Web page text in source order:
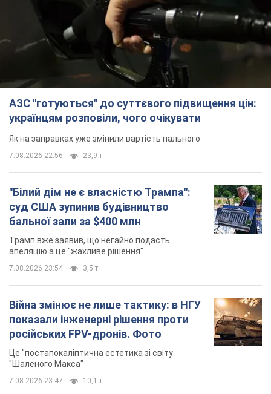
АЗС "готуються" до суттєвого підвищення цін:
українцям розповіли, чого очікувати
Як на заправках уже змінили вартість пального
7.08.2026 22:56 23,9 т.
"Білий дім не є власністю Трампа":
суд США зупинив будівництво
бальної зали за $400 млн
Трамп вже заявив, що негайно подасть
апеляцію а це "жахливе рішення"
7.08.2026 23:54 3,5 т.
Війна змінює не лише тактику: в НГУ
показали інженерні рішення проти
російських FPV-дронів. Фото
Це "постапокаліптична естетика зі світу
"Шаленого Макса"
7.08.2026 23:47 10,1 т.